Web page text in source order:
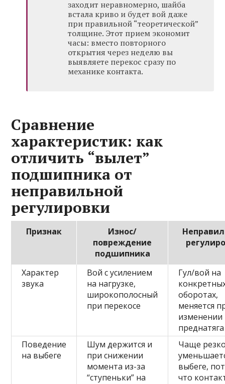
заходит неравномерно, шайба
встала криво и будет вой даже
при правильной “теоретической”
толщине. Этот прием экономит
часы: вместо повторного
открытия через неделю вы
выявляете перекос сразу по
механике контакта.
Сравнение
характеристик: как
отличить “вылет”
подшипника от
неправильной
регулировки
Признак
Износ/
повреждение
подшипника
Характер
звука
Вой с усилением
на нагрузке,
широкополосный
при перекосе
Гул/вой на
оборотах,
меняется
изменении
преднатяга
Поведение
на выбеге
Шум держится и
при снижении
момента из-за
“ступеньки” на
Чаще
выбеге,
что